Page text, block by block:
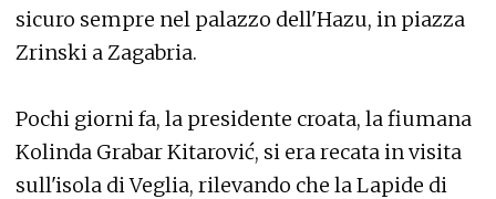
sicuro sempre nel palazzo dell'Hazu, in piazza
Zrinski a Zagabria.
Pochi giorni fa, la presidente croata, la fiumana
Kolinda Grabar Kitarović, si era recata in visita
sull'isola di Veglia, rilevando che la Lapide di